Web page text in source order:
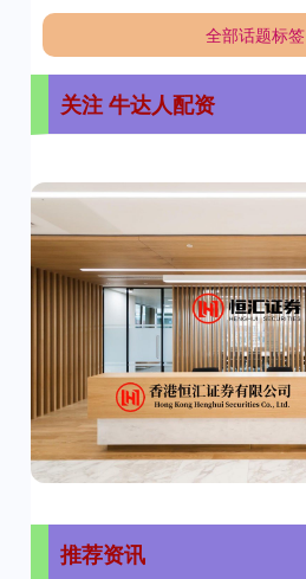
全部话题标签
关注 牛达人配资
推荐资讯